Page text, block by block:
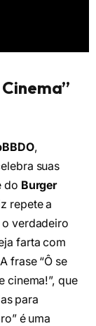
,
suas
do Burger
repete a
o verdadeiro
farta com
frase “Ô se
cinema!”, que
para
é uma